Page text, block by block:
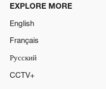
EXPLORE MORE
English
Français
Русский
CCTV+